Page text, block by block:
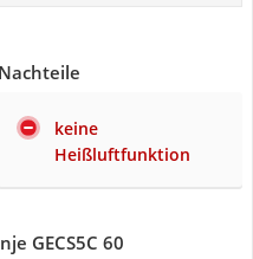
Nachteile
keine
Heißluftfunktion
GECS5C 60